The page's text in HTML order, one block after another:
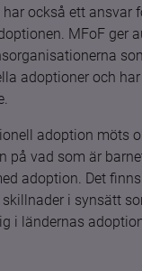
också ett ansvar
MFoF ger
adoptioner och
adoption möts
på vad som är
adoption. Det
i synsätt
i ländernas